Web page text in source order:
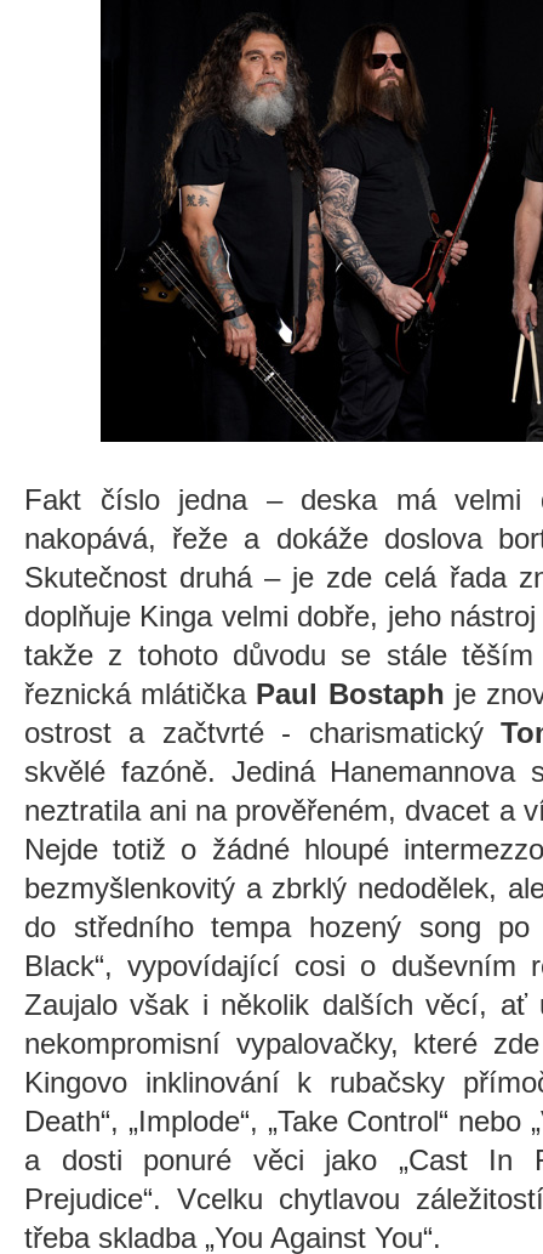
Fakt číslo jedna – deska má velmi
nakopává, řeže a dokáže doslova
Skutečnost druhá – je zde celá řada
doplňuje Kinga velmi dobře, jeho
takže z tohoto důvodu se stále
řeznická mlátička Paul Bostaph je
ostrost a začtvrté - charismatický
skvělé fazóně. Jediná Hanemannova
neztratila ani na prověřeném, dvacet a
Nejde totiž o žádné hloupé
bezmyšlenkovitý a zbrklý nedodělek,
do středního tempa hozený song
Black“, vypovídající cosi o duševním
Zaujalo však i několik dalších věcí, ať
nekompromisní vypalovačky, které
Kingovo inklinování k rubačsky
Death“, „Implode“, „Take Control“
a dosti ponuré věci jako „Cast In
Prejudice“. Vcelku chytlavou
třeba skladba „You Against You“.